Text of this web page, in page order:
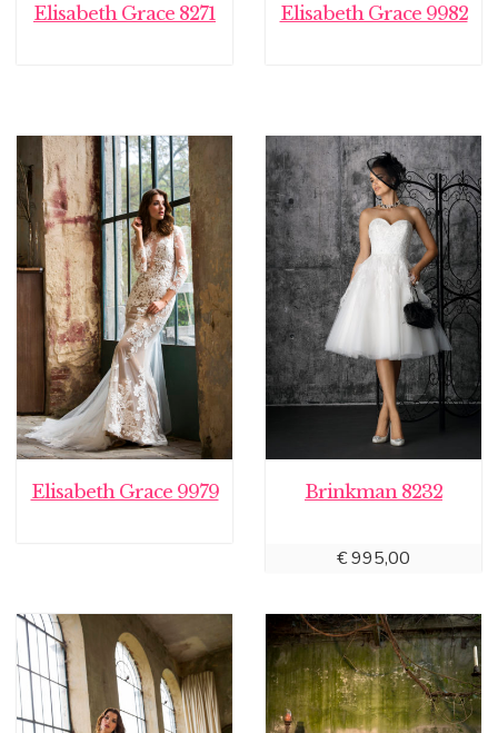
Elisabeth Grace 8271 Elisabeth Grace 9982
Elisabeth Grace 9979 Brinkman 8232
€995,00